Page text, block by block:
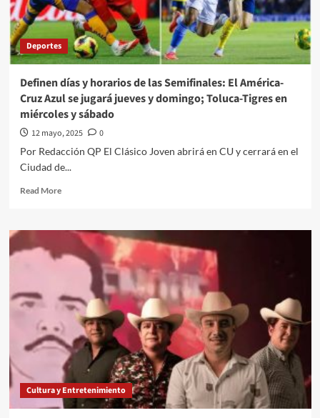
FBI
este
de
semana
ellos
está
la
madre
Ovidio
Guzmán
Deportes
Definen días y horarios de las Semifinales: El América-
Cruz Azul se jugará jueves y domingo; Toluca-Tigres en
miércoles y sábado
12 mayo, 2025
0
Por Redacción QP El Clásico Joven abrirá en CU y cerrará en el
Ciudad de...
Read MoreRead
Definen
y
horarios
las
Semifinales:
El
América-
Cruz
Azul
se
jugará
jueves
Cultura y Entretenimiento